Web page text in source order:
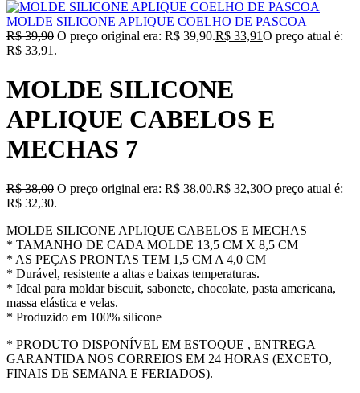
MOLDE SILICONE APLIQUE COELHO DE PASCOA
R$39,90 O preço original era: R$ 39,90.R$ 33,91O preço atual é:
R$ 33,91.
MOLDE SILICONE
APLIQUE CABELOS E
MECHAS 7
R$38,00 O preço original era: R$ 38,00.R$ 32,30O preço atual é:
R$ 32,30.
MOLDE SILICONE APLIQUE CABELOS E MECHAS
* TAMANHO DE CADA MOLDE 13,5 CM X 8,5 CM
* AS PEÇAS PRONTAS TEM 1,5 CM A 4,0 CM
* Durável, resistente a altas e baixas temperaturas.
* Ideal para moldar biscuit, sabonete, chocolate, pasta americana,
massa elástica e velas.
* Produzido em 100% silicone
* PRODUTO DISPONÍVEL EM ESTOQUE , ENTREGA
GARANTIDA NOS CORREIOS EM 24 HORAS (EXCETO,
FINAIS DE SEMANA E FERIADOS).